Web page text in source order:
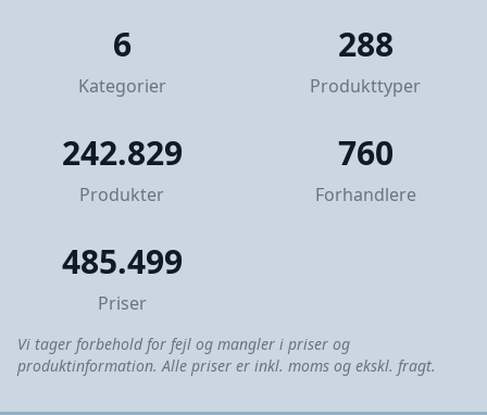
6
Kategorier
288
Produkttyper
242.829
Produkter
760
Forhandlere
485.499
Priser
Vi tager forbehold for fejl og mangler i priser og
produktinformation. Alle priser er inkl. moms og ekskl. fragt.